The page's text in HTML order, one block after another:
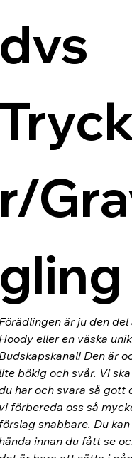
är ju den
eller en väska
Den är
bökig och svår. Vi
har och svara så gott
förbereda oss så
snabbare. Du
innan du fått se